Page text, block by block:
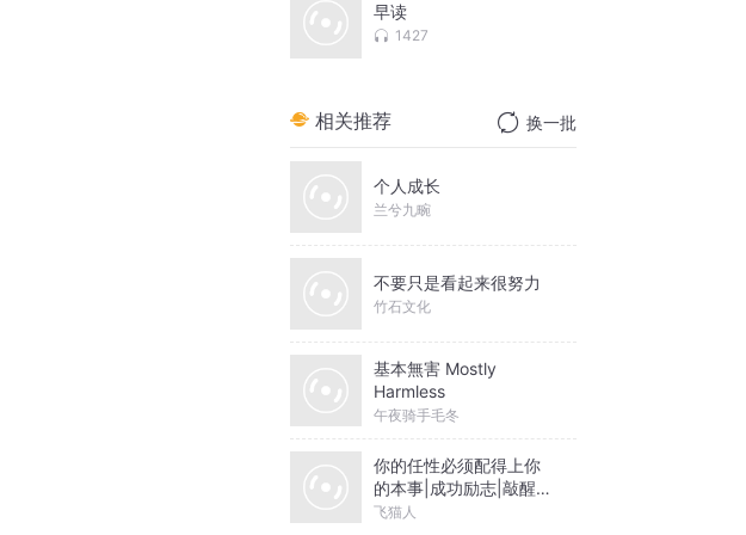
早读
1427
相关推荐 换一批
个人成长
兰兮九畹
不要只是看起来很努力
竹石文化
基本無害 Mostly
Harmless
午夜骑手毛冬
你的任性必须配得上你
的本事|成功励志|敲醒无
数迷惘的打工人
飞猫人